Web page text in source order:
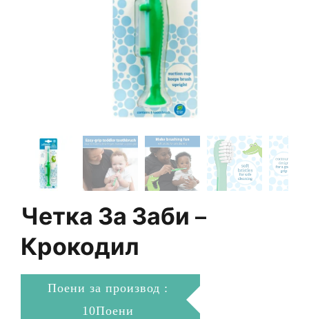
Четка За Заби –
Крокодил
Поени за производ :
10Поени